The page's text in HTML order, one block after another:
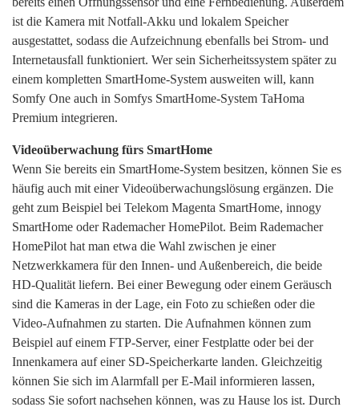
ist die Kamera mit Notfall-Akku und lokalem Speicher
ausgestattet, sodass die Aufzeichnung ebenfalls bei Strom- und
Internetausfall funktioniert. Wer sein Sicherheitssystem später zu
einem kompletten SmartHome-System ausweiten will, kann
Somfy One auch in Somfys SmartHome-System TaHoma
Premium integrieren.
Videoüberwachung fürs SmartHome
Wenn Sie bereits ein SmartHome-System besitzen, können Sie es
häufig auch mit einer Videoüberwachungslösung ergänzen. Die
geht zum Beispiel bei Telekom Magenta SmartHome, innogy
SmartHome oder Rademacher HomePilot. Beim Rademacher
HomePilot hat man etwa die Wahl zwischen je einer
Netzwerkkamera für den Innen- und Außenbereich, die beide
HD-Qualität liefern. Bei einer Bewegung oder einem Geräusch
sind die Kameras in der Lage, ein Foto zu schießen oder die
Video-Aufnahmen zu starten. Die Aufnahmen können zum
Beispiel auf einem FTP-Server, einer Festplatte oder bei der
Innenkamera auf einer SD-Speicherkarte landen. Gleichzeitig
können Sie sich im Alarmfall per E-Mail informieren lassen,
sodass Sie sofort nachsehen können, was zu Hause los ist. Durch